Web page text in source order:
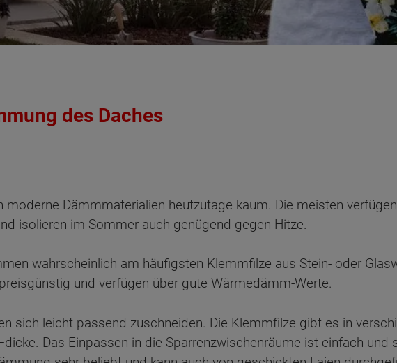
des Daches
Dämmmaterialien heutzutage kaum. Die meisten
isolieren im Sommer auch genügend gegen Hitze.
wahrscheinlich am häufigsten Klemmfilze aus Stein- oder
und verfügen über gute Wärmedämm-Werte.
sich leicht passend zuschneiden. Die Klemmfilze gibt es in
Das Einpassen in die Sparrenzwischenräume ist einfach und